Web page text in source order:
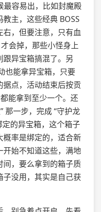
最容易出，比如封魔殿
主，这些经典 BOSS
，但要注意，只有血
会掉，那些小怪身上
异宝箱搞混了。另
也能拿异宝箱，只要
点，活动结束后按贡
能拿到至少一个。还
那一步，完成 “守护龙
定的异宝箱，这个箱子
概率是绑定的，适合新
始不知道这些，满地
间，要么拿到的箱子质
没用，其实是自己获